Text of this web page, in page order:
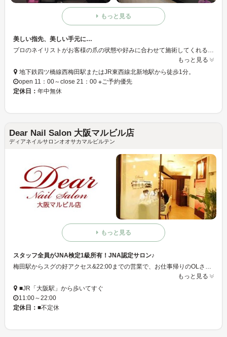
もっと見る
美しい指先、美しい手元に…
プロのネイリストがお客様の爪の状態や好みに合わせて施術してくれる、爪へのやさしさを考えたサロンです☆ジェルやカラー、デザインバリエーションが豊富でシンプルなものからゴージャスなものまでJNA１級の高い技術をもったスタッフがお客様のご希望に添えるよう、しっかりカウンセリングをしています♪
もっと見る
地下鉄四ツ橋線西梅田駅またはJR東西線北新地駅から徒歩1分。
open 11：00～close 21：00 ※ご予約優先
定休日： 年中無休
Dear Nail Salon 大阪マルビル店
ディアネイルサロンオオサカマルビルテン
もっと見る
スタッフ全員がJNA検定1級所有！JNA認定サロン♪
梅田駅からスグの好アクセス&22:00までの営業で、お仕事帰りのOLさんに大人気のサロン。あらゆるネイル技術のすべてに自信を持って対応いたします♪季節や気分に合わせたあなただけのオリジナルデザインを幅広くご提案させていただきますので、どんなデザインでもお任せ下さい☆☆
もっと見る
■JR「大阪駅」から歩いてすぐ
11:00～22:00
定休日： ■不定休